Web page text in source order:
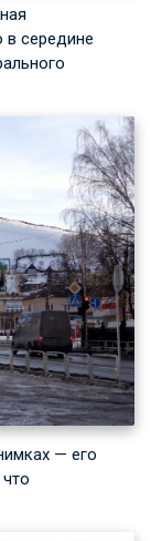
в середине
— его